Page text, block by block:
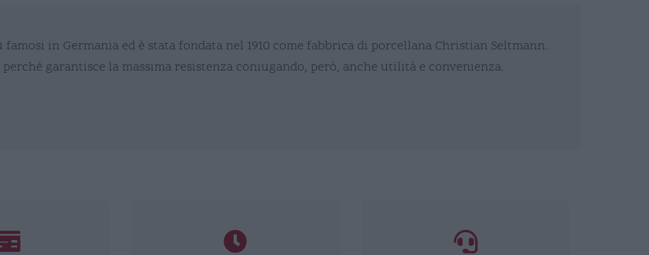
in Germania ed è stata fondata nel 1910 come fabbrica di porcellana Christian Seltmann.
garantisce la massima resistenza coniugando, però, anche utilità e convenienza.